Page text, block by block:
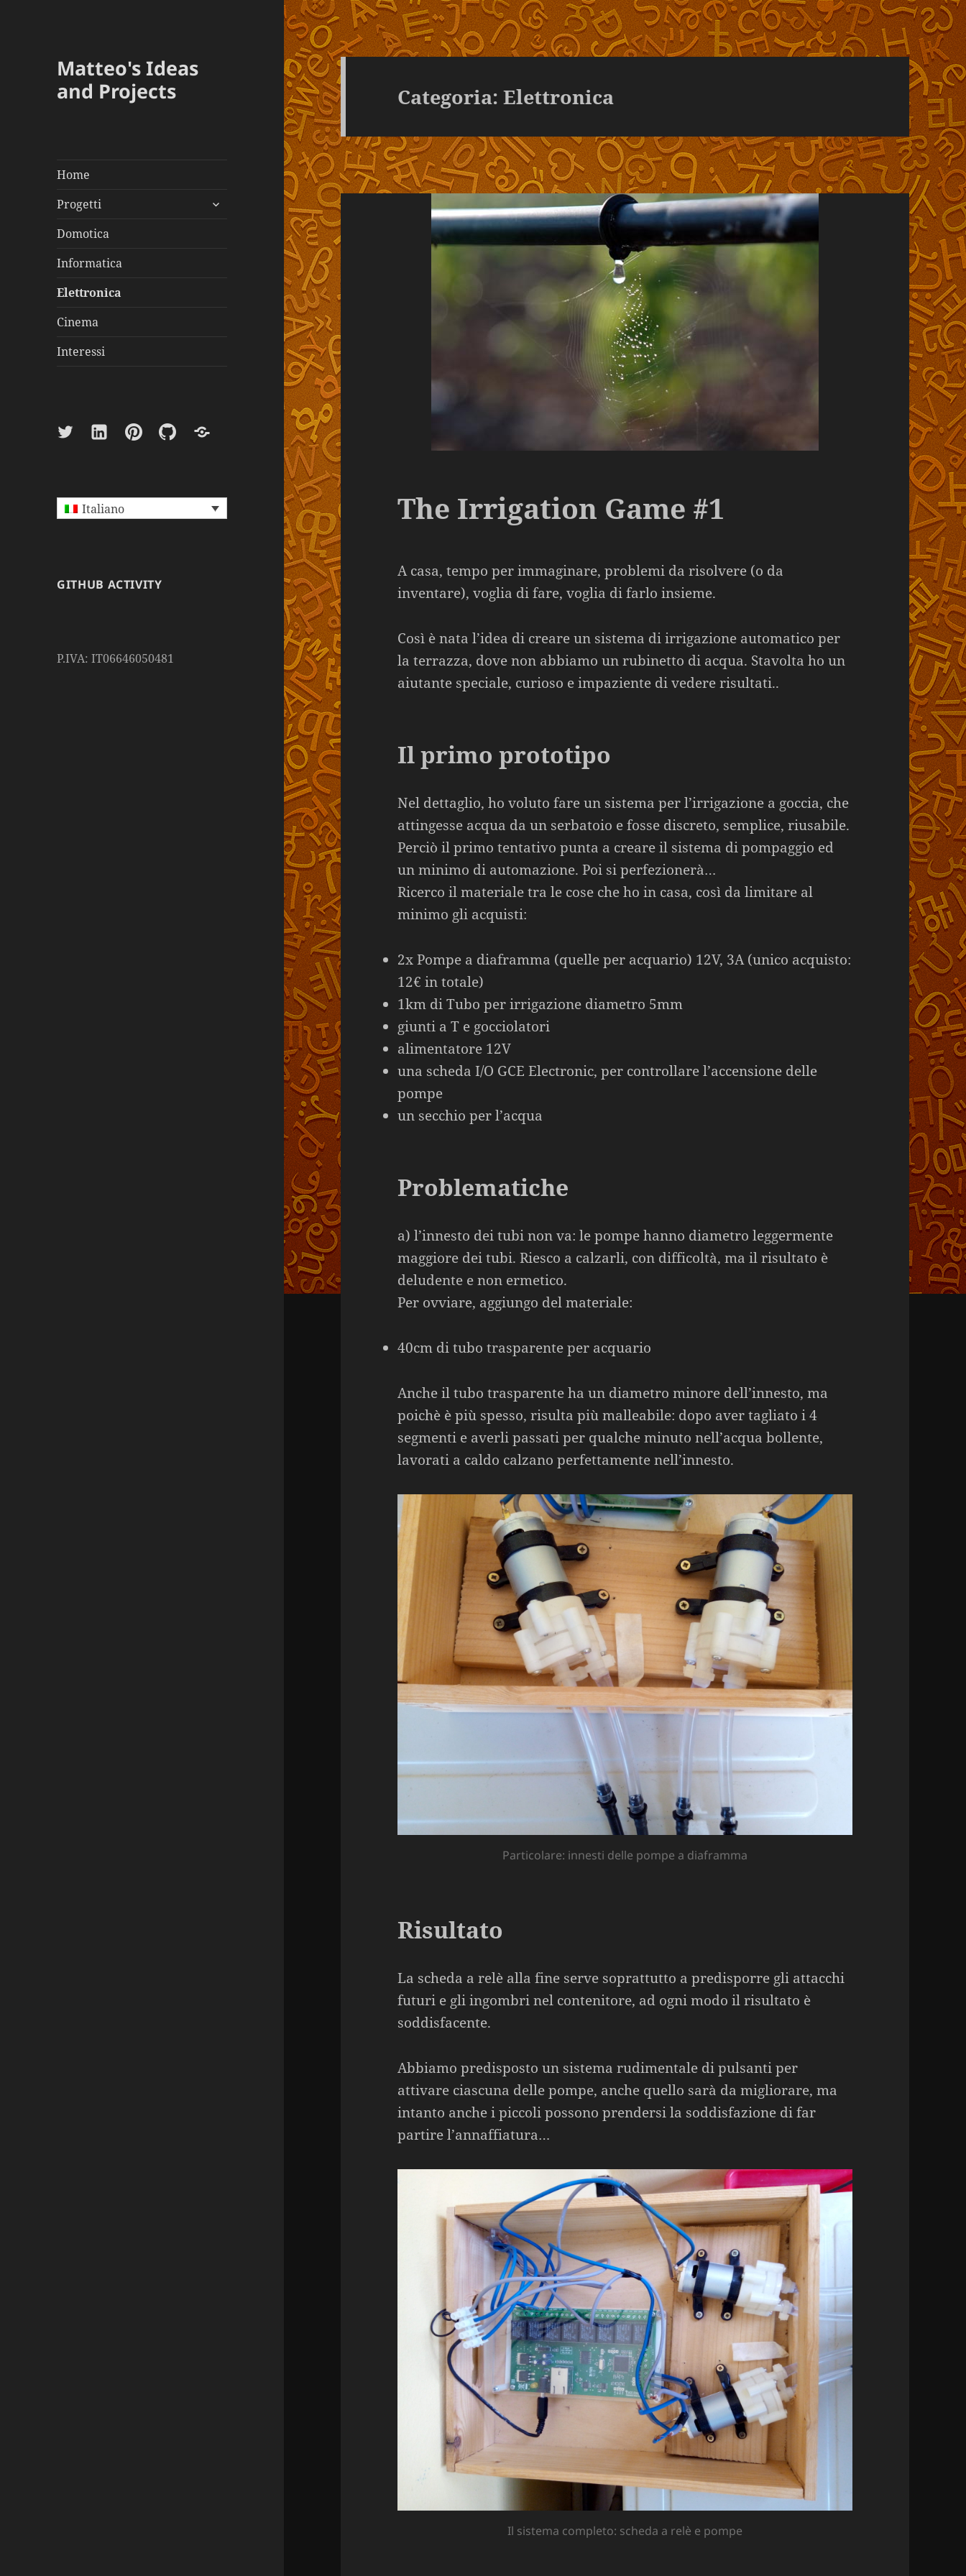
Matteo's Ideas
and Projects
Home
Progetti
apri
Domotica
Informatica
Elettronica
Cinema
Interessi
TwitterLinkedinPinterestGithubPaypal
Italiano
GITHUB ACTIVITY
P.IVA: IT06646050481
Categoria:Elettronica
The Irrigation Game #1
A casa, tempo per immaginare, problemi da risolvere (o da
inventare), voglia di fare, voglia di farlo insieme.
Così è nata l’idea di creare un sistema di irrigazione automatico per
la terrazza, dove non abbiamo un rubinetto di acqua. Stavolta ho un
aiutante speciale, curioso e impaziente di vedere risultati..
Il primo prototipo
Nel dettaglio, ho voluto fare un sistema per l’irrigazione a goccia, che
attingesse acqua da un serbatoio e fosse discreto, semplice, riusabile.
Perciò il primo tentativo punta a creare il sistema di pompaggio ed
un minimo di automazione. Poi si perfezionerà…
Ricerco il materiale tra le cose che ho in casa, così da limitare al
minimo gli acquisti:
2x Pompe a diaframma (quelle per acquario) 12V, 3A (unico acquisto:
12€ in totale)
1km di Tubo per irrigazione diametro 5mm
giunti a T e gocciolatori
alimentatore 12V
una scheda I/O GCE Electronic, per controllare l’accensione delle
pompe
un secchio per l’acqua
Problematiche
a) l’innesto dei tubi non va: le pompe hanno diametro leggermente
maggiore dei tubi. Riesco a calzarli, con difficoltà, ma il risultato è
deludente e non ermetico.
Per ovviare, aggiungo del materiale:
40cm di tubo trasparente per acquario
Anche il tubo trasparente ha un diametro minore dell’innesto, ma
poichè è più spesso, risulta più malleabile: dopo aver tagliato i 4
segmenti e averli passati per qualche minuto nell’acqua bollente,
lavorati a caldo calzano perfettamente nell’innesto.
Particolare: innesti delle pompe a diaframma
Risultato
La scheda a relè alla fine serve soprattutto a predisporre gli attacchi
futuri e gli ingombri nel contenitore, ad ogni modo il risultato è
soddisfacente.
Abbiamo predisposto un sistema rudimentale di pulsanti per
attivare ciascuna delle pompe, anche quello sarà da migliorare, ma
intanto anche i piccoli possono prendersi la soddisfazione di far
partire l’annaffiatura…
Il sistema completo: scheda a relè e pompe